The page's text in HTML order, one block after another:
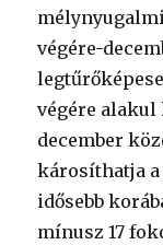
végére-
végére alakul
december
károsíthatja
idősebb
mínusz 17